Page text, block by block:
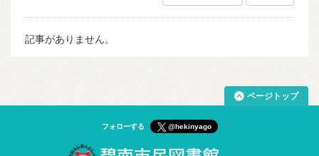
記事がありません。
ページトップ
フォローする @hekinyago